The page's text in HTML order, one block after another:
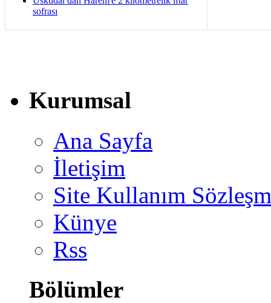
sofrası
Kurumsal
Ana Sayfa
İletişim
Site Kullanım
Künye
Rss
Bölümler